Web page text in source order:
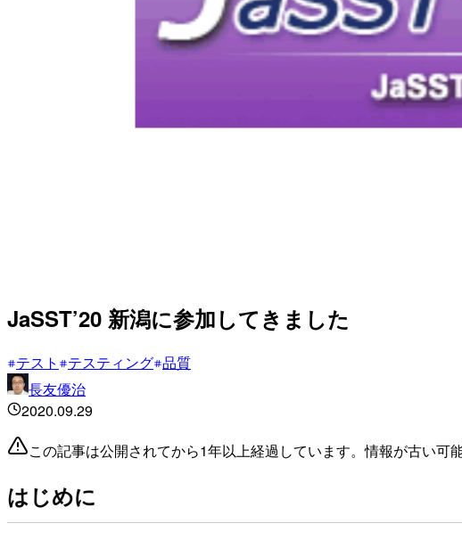
JaSST’20 新潟に参加してきました
テスト テスティング 品質
長友優治
2020.09.29
この記事は公開されてから1年以上経過しています。情報が古い可
はじめに